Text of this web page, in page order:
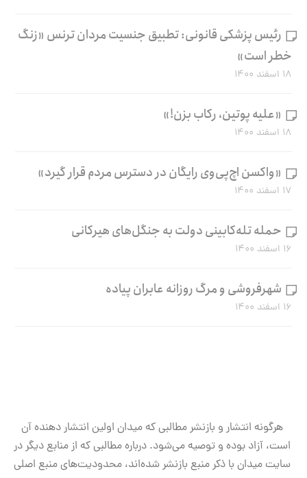
رئیس پزشکی قانونی: تطبیق جنسیت مردان ترنس «زنگ
خطر است»
۱۸ اسفند ۱۴۰۰
«علیه پوتین، رکاب بزن!»
۱۸ اسفند ۱۴۰۰
«واکسن اچ‌پی‌وی رایگان در دسترس مردم قرار گیرد»
۱۷ اسفند ۱۴۰۰
حمله تله‌کابینی دولت به جنگل‌های هیرکانی
۱۶ اسفند ۱۴۰۰
شهرفروشی و مرگ روزانه عابران پیاده
۱۶ اسفند ۱۴۰۰
هرگونه انتشار و بازنشر مطالبی که میدان اولین انتشار دهنده آن
است، آزاد بوده و توصیه می‌شود. درباره مطالبی که از منابع دیگر در
سایت میدان با ذکر منبع بازنشر شده‌اند، محدودیت‌های منبع اصلی